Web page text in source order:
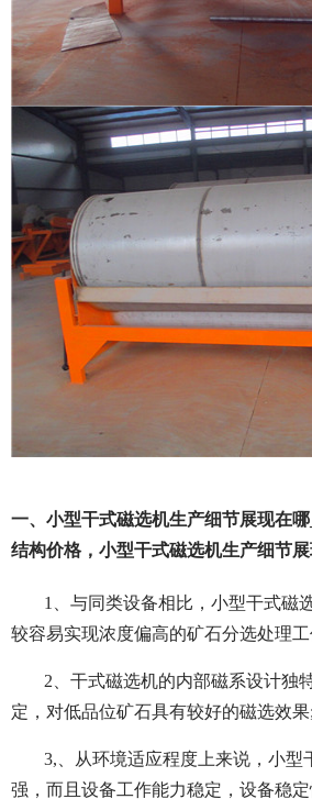
一、小型干式磁选机生产细节展现在
结构价格，小型干式磁选机生产细节
1、与同类设备相比，小型干式磁
较容易实现浓度偏高的矿石分选处理工
2、干式磁选机的内部磁系设计独
定，对低品位矿石具有较好的磁选效果;
3,、从环境适应程度上来说，小型
强，而且设备工作能力稳定，设备稳